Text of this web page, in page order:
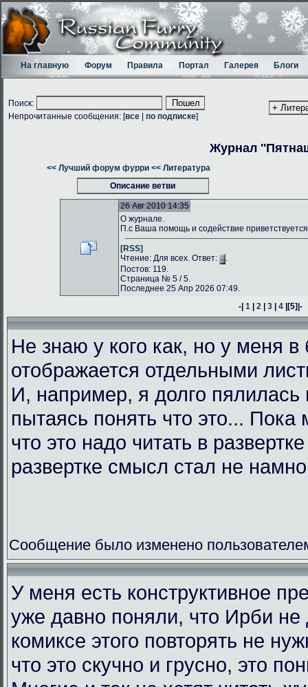
На главную Форум Правила Портал Галерея Блоги
Поиск:
Непрочитанные сообщения: [все по подписке]
Журнал
<< Лучший форум фурри << Литература
Описание ветви
26 Авг 2010 14:35
О журнале.
П.с Ваша помощь и содействие
[RSS]
Чтение: Для всех. Ответ:
.
Постов: 119.
Страница № 5 / 5.
Последнее 25 Апр 2026 07:49.
-|1 |2 |3 |4 |[5]|-
Не знаю у кого как, но у меня в
отображается отдельными
И, например, я долго пялилась
пытаясь понять что это... Пока
что это надо читать в
развертке смысл стал не
Сообщение было изменено
У меня есть конструктивное
уже давно поняли, что Ирби не
комиксе этого повторять не
что это скучно и грусно, это